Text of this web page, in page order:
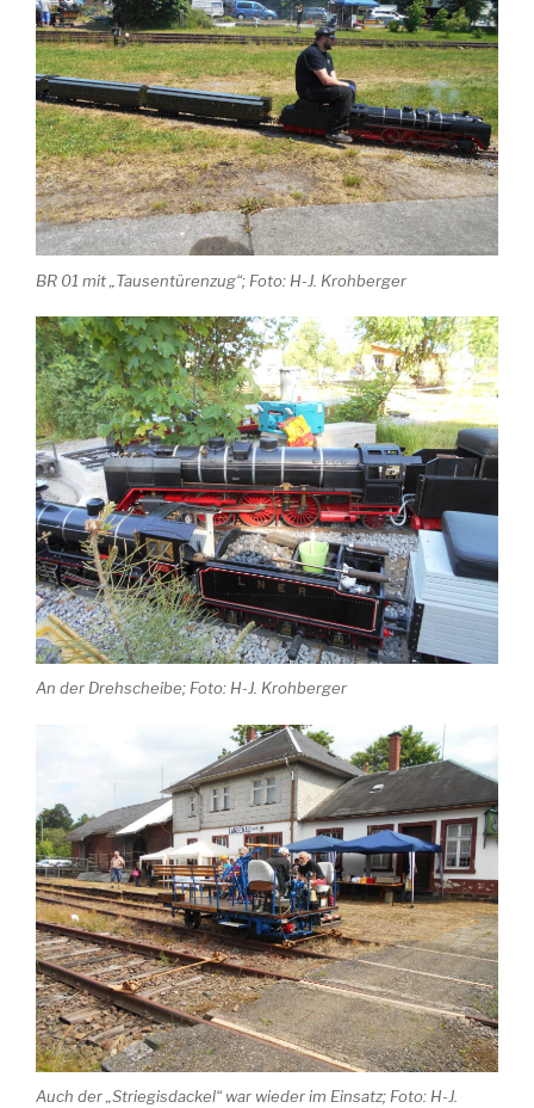
BR 01 mit „Tausentürenzug“; Foto: H-J. Krohberger
An der Drehscheibe; Foto: H-J. Krohberger
Auch der „Striegisdackel“ war wieder im Einsatz; Foto: H-J.